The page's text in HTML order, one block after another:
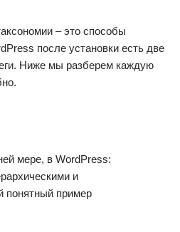
– это способы
после установки есть две
Ниже мы разберем каждую
мере, в WordPress:
и
понятный пример